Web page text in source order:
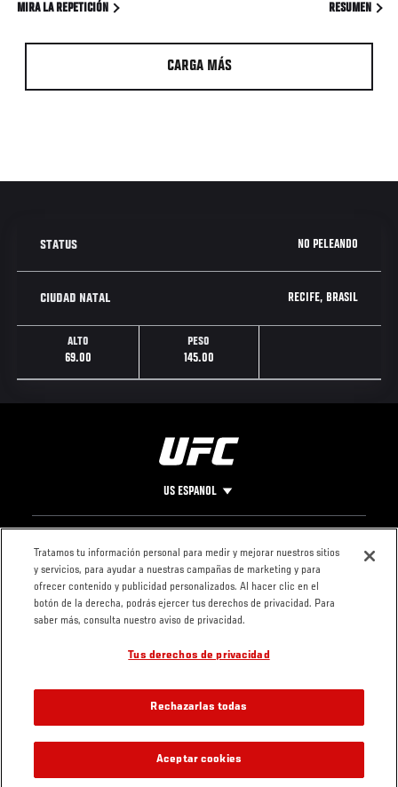
MIRA LA REPETICIÓN RESUMEN
CARGA MÁS
STATUS NO PELEANDO
CIUDAD NATAL RECIFE, BRASIL
ALTO
69.00
PESO
145.00
US ESPANOL
Pie
de
Página
CONTACTO
LEGAL
Condiciones
Política de
privacidad
Tratamos tu información personal para medir y mejorar nuestros sitios
y servicios, para ayudar a nuestras campañas de marketing y para
ofrecer contenido y publicidad personalizados. Al hacer clic en el
botón de la derecha, podrás ejercer tus derechos de privacidad. Para
saber más, consulta nuestro aviso de privacidad.
Tus derechos de privacidad
Rechazarlas todas
Aceptar cookies